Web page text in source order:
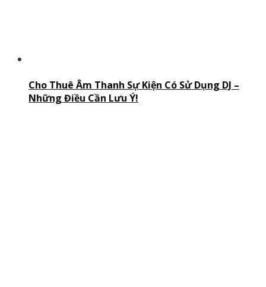
Cho Thuê Âm Thanh Sự Kiện Có Sử Dụng DJ –
Những Điều Cần Lưu Ý!